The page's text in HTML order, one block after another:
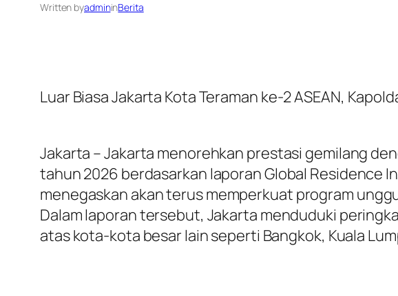
Written byadmininBerita
Luar Biasa Jakarta Kota Teraman ke-2 ASEAN,
Jakarta – Jakarta menorehkan prestasi gemilang
tahun 2026 berdasarkan laporan Global Residence
menegaskan akan terus memperkuat program
Dalam laporan tersebut, Jakarta menduduki
atas kota-kota besar lain seperti Bangkok, Kuala